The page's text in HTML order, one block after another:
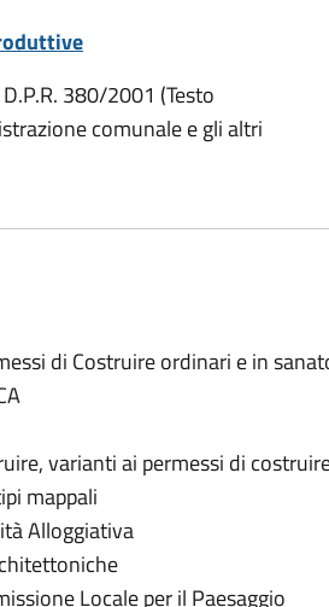
380/2001 (Testo
comunale e gli altri
di Costruire ordinari e in
varianti ai permessi di
mappali
Alloggiativa
Locale per il Paesaggio